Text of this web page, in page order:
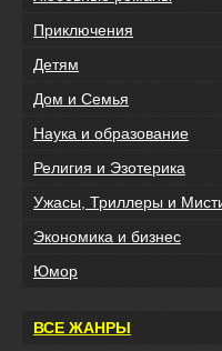
Приключения
Детям
Дом и Семья
Наука и образование
Религия и Эзотерика
Ужасы, Триллеры и
Экономика и бизнес
Юмор
ВСЕ ЖАНРЫ